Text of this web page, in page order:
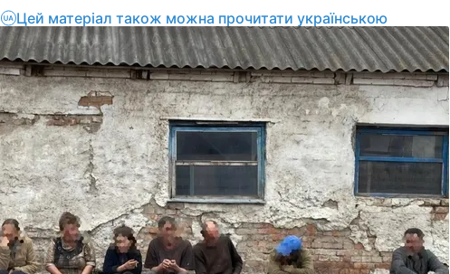
Цей матеріал також можна прочитати українською